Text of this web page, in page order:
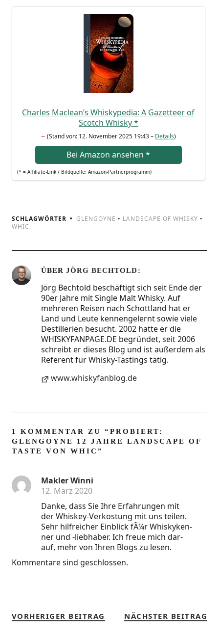
Charles Maclean’s Whis­ky­pe­dia: A Gazet­teer of
Scotch Whis­ky*
– (Stand von: 12. Novem­ber 2025 19:43 – Details)
Bei Ama­zon anse­hen*
(* = Affi­lia­te-Link / Bild­quel­le: Amazon-Partnerprogramm)
SCHLAGWÖRTER GLENGOYNE • LANDSCAPE OF WHISKY •
WHIC
ÜBER JÖRG BECHTOLD
Jörg Bechtold beschäftigt sich seit Ende der
90er Jahre mit Single Malt Whisky. Auf
mehreren Reisen nach Schottland hat er
Land und Leute kennengelernt sowie viele
Destillerien besucht. 2002 hatte er die
WHISKYFANPAGE.DE begründet, seit 2006
schreibt er dieses Blog und ist außerdem als
Referent für Whisky-Tastings tätig.
www.whiskyfanblog.de
1 KOMMENTAR ZU “ PROBIERT:
GLENGOYNE 12 JAHRE LANDSCAPE OF
TASTE VON WHIC ”
Makler Winni
12. März 2020
Dan­ke, dass Sie Ihre Erfah­run­gen mit
der Whis­key-Ver­kos­tung mit uns tei­len.
Sehr hilf­rei­cher Ein­blick fÃ¼r Whis­ky­ke­n­
ner und ‑lieb­ha­ber. Ich freue mich dar­
auf, mehr von Ihren Blogs zu lesen.
Kommentare sind geschlossen.
VORHERIGER BEITRAG NÄCHSTER BEITRAG